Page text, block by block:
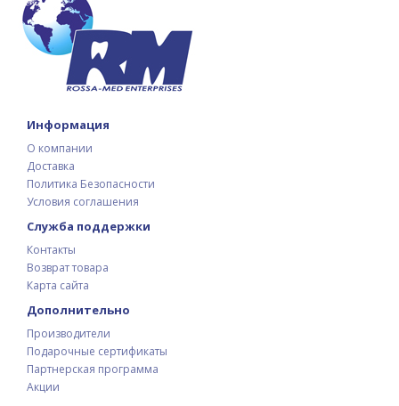
Информация
О компании
Доставка
Политика Безопасности
Условия соглашения
Служба поддержки
Контакты
Возврат товара
Карта сайта
Дополнительно
Производители
Подарочные сертификаты
Партнерская программа
Акции